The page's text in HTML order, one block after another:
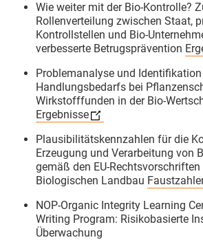
Kontrolleur:im: Interaktive
Simulationen zum
und sicheren Auftreten als
vor Ort.
​Die Ausbildung ist intensiv,
aber vor allem eines: viel Mut
eine sichere Bio-Zukunft! 👏
​#BioKontrolle #Zertifizierung
Justus-Liebig-Universität
Christian Herzig
3
Wie weiter mit der Bio-Kontrolle?
Rollenverteilung zwischen Staat,
Kontrollstellen und Bio-
verbesserte Betrugsprävention
Problemanalyse und
Handlungsbedarfs bei
Wirkstofffunden in der Bio-
Ergebnisse
Plausibilitätskennzahlen für die
Erzeugung und Verarbeitung von
gemäß den EU-
Biologischen Landbau
NOP-Organic Integrity Learning
Writing Program: Risikobasierte
Überwachung